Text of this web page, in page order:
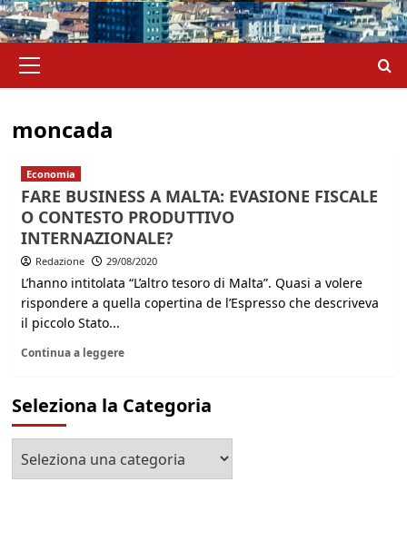
principale
moncada
Economia
FARE BUSINESS A MALTA: EVASIONE FISCALE
O CONTESTO PRODUTTIVO
INTERNAZIONALE?
Redazione 29/08/2020
L’hanno intitolata “L’altro tesoro di Malta”. Quasi a volere
rispondere a quella copertina de l’Espresso che descriveva
il piccolo Stato...
Continua a leggere
Seleziona la Categoria
la